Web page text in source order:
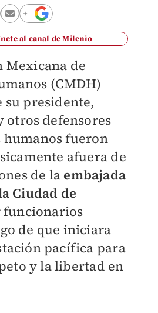
al canal de Milenio
Mexicana de
(CMDH)
presidente,
otros defensores
humanos fueron
afuera de
de la embajada
Ciudad de
funcionarios
de que iniciara
pacífica para
y la libertad en